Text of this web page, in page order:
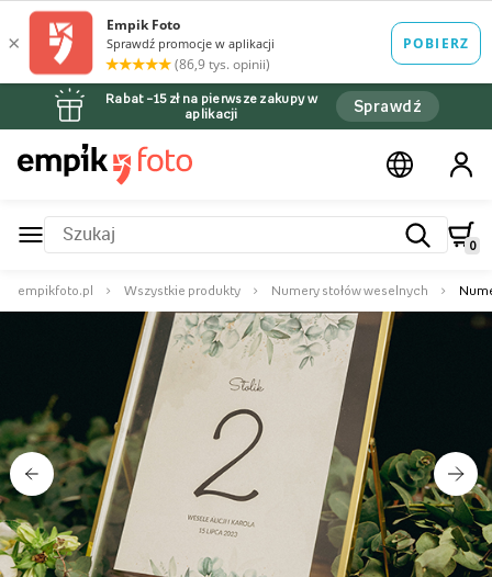
Rabat –15 zł na pierwsze zakupy w
aplikacji
Sprawdź
0
empikfoto.pl Wszystkie produkty Numery stołów weselnych